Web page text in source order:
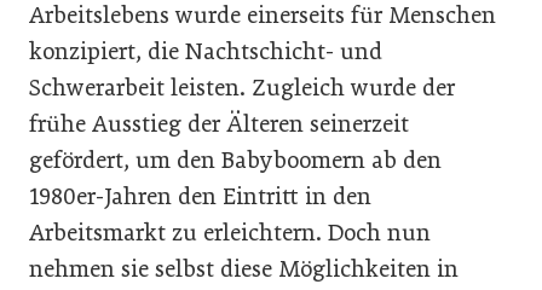
Arbeitslebens wurde einerseits für Menschen
konzipiert, die Nachtschicht- und
Schwerarbeit leisten. Zugleich wurde der
frühe Ausstieg der Älteren seinerzeit
gefördert, um den Babyboomern ab den
1980er-Jahren den Eintritt in den
Arbeitsmarkt zu erleichtern. Doch nun
nehmen sie selbst diese Möglichkeiten in